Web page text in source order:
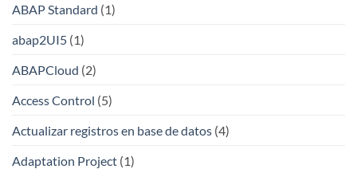
ABAP Standard (1)
abap2UI5 (1)
ABAPCloud (2)
Access Control (5)
Actualizar registros en base de datos (4)
Adaptation Project (1)